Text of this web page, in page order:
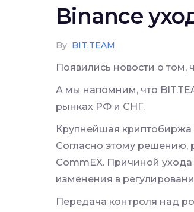
Binance
By BIT.TEAM
Появились новости о том,
А мы напомним, что
рынках РФ и СНГ.
Крупнейшая криптобиржа
Согласно этому решению,
CommEX. Причиной
изменения в
Передача контроля над